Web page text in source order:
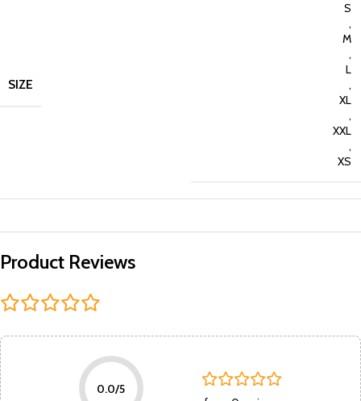
SIZE
S
,
M
,
L
,
XL
,
XXL
,
XS
Product Reviews
0.0/5